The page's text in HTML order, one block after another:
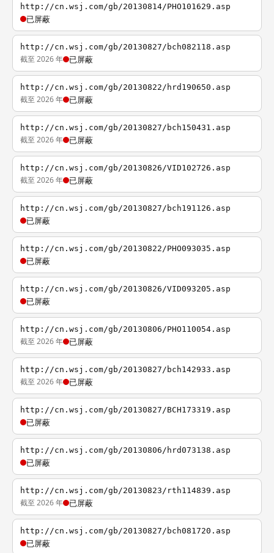
http://cn.wsj.com/gb/20130814/PHO101629.asp
已屏蔽
http://cn.wsj.com/gb/20130827/bch082118.asp
截至 2026 年 已屏蔽
http://cn.wsj.com/gb/20130822/hrd190650.asp
截至 2026 年 已屏蔽
http://cn.wsj.com/gb/20130827/bch150431.asp
截至 2026 年 已屏蔽
http://cn.wsj.com/gb/20130826/VID102726.asp
截至 2026 年 已屏蔽
http://cn.wsj.com/gb/20130827/bch191126.asp
已屏蔽
http://cn.wsj.com/gb/20130822/PHO093035.asp
已屏蔽
http://cn.wsj.com/gb/20130826/VID093205.asp
已屏蔽
http://cn.wsj.com/gb/20130806/PHO110054.asp
截至 2026 年 已屏蔽
http://cn.wsj.com/gb/20130827/bch142933.asp
截至 2026 年 已屏蔽
http://cn.wsj.com/gb/20130827/BCH173319.asp
已屏蔽
http://cn.wsj.com/gb/20130806/hrd073138.asp
已屏蔽
http://cn.wsj.com/gb/20130823/rth114839.asp
截至 2026 年 已屏蔽
http://cn.wsj.com/gb/20130827/bch081720.asp
已屏蔽